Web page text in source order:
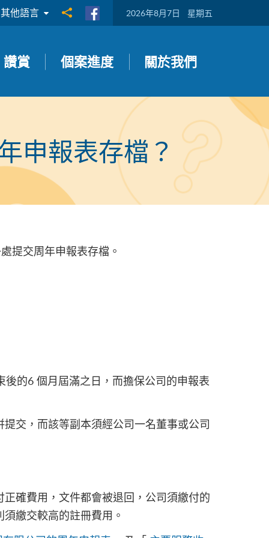
其他語言 分享到 2026年8月7日 星期五
讚賞 個案進度 關於我們
申報表存檔？
提交周年申報表存檔。
的6 個月屆滿之日，而擔保公司的申報表
交，而該等副本須經公司一名董事或公司
確費用，文件都會被退回，公司須繳付的
繳交較高的註冊費用。